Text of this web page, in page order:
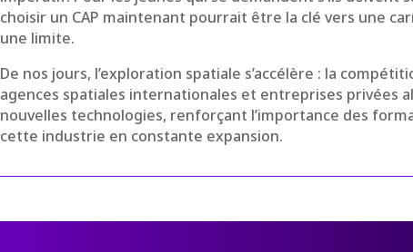
choisir un CAP maintenant pourrait être la clé vers une
une limite.
De nos jours, l’exploration spatiale s’accélère : la
agences spatiales internationales et entreprises privées
nouvelles technologies, renforçant l’importance des
cette industrie en constante expansion.